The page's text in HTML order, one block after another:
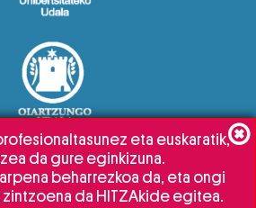
eta euskaratik,
da gure eginkizuna.
beharrezkoa da, eta ongi
da HITZAkide egitea.